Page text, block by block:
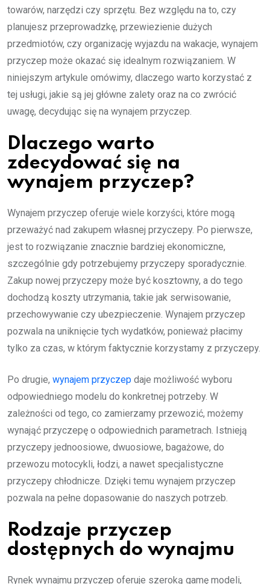
towarów, narzędzi czy sprzętu. Bez względu na to, czy
planujesz przeprowadzkę, przewiezienie dużych
przedmiotów, czy organizację wyjazdu na wakacje, wynajem
przyczep może okazać się idealnym rozwiązaniem. W
niniejszym artykule omówimy, dlaczego warto korzystać z
tej usługi, jakie są jej główne zalety oraz na co zwrócić
uwagę, decydując się na wynajem przyczep.
Dlaczego warto
zdecydować się na
wynajem przyczep?
Wynajem przyczep oferuje wiele korzyści, które mogą
przeważyć nad zakupem własnej przyczepy. Po pierwsze,
jest to rozwiązanie znacznie bardziej ekonomiczne,
szczególnie gdy potrzebujemy przyczepy sporadycznie.
Zakup nowej przyczepy może być kosztowny, a do tego
dochodzą koszty utrzymania, takie jak serwisowanie,
przechowywanie czy ubezpieczenie. Wynajem przyczep
pozwala na uniknięcie tych wydatków, ponieważ płacimy
tylko za czas, w którym faktycznie korzystamy z przyczepy.
Po drugie, wynajem przyczep daje możliwość wyboru
odpowiedniego modelu do konkretnej potrzeby. W
zależności od tego, co zamierzamy przewozić, możemy
wynająć przyczepę o odpowiednich parametrach. Istnieją
przyczepy jednoosiowe, dwuosiowe, bagażowe, do
przewozu motocykli, łodzi, a nawet specjalistyczne
przyczepy chłodnicze. Dzięki temu wynajem przyczep
pozwala na pełne dopasowanie do naszych potrzeb.
Rodzaje przyczep
dostępnych do wynajmu
Rynek wynajmu przyczep oferuje szeroką gamę modeli,